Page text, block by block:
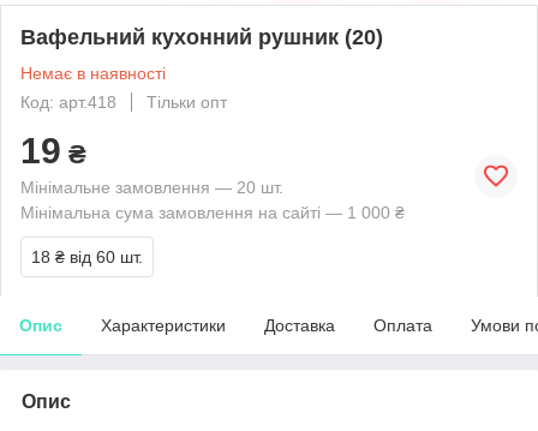
Вафельний кухонний рушник (20)
Немає в наявності
Код: арт.418
Тільки опт
19 ₴
Мінімальне замовлення — 20 шт.
Мінімальна сума замовлення на сайті — 1 000 ₴
18 ₴ від 60 шт.
Опис Характеристики Доставка Оплата Умови
Опис